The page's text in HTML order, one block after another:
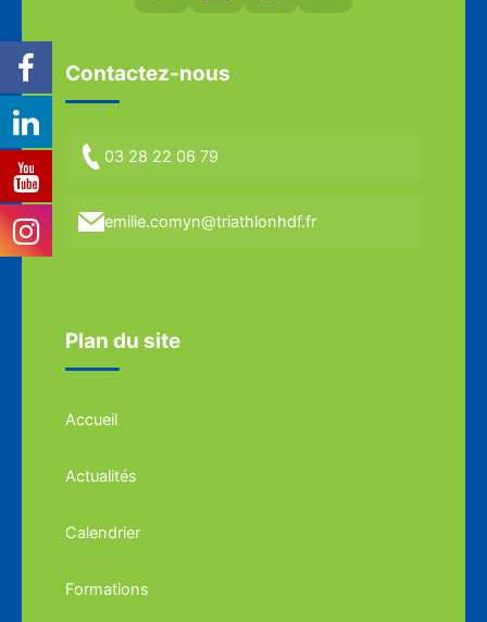
Contactez-nous
03 28 22 06 79
emilie.comyn@triathlonhdf.fr
Plan du site
Accueil
Actualités
Calendrier
Formations